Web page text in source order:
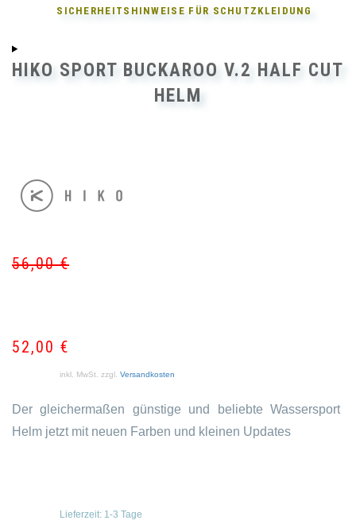
SICHERHEITSHINWEISE FÜR SCHUTZKLEIDUNG
HIKO SPORT BUCKAROO V.2 HALF CUT
HELM
56,00€
52,00 €
inkl. MwSt. zzgl. Versandkosten
Der gleichermaßen günstige und beliebte Wassersport
Helm jetzt mit neuen Farben und kleinen Updates
Lieferzeit: 1-3 Tage